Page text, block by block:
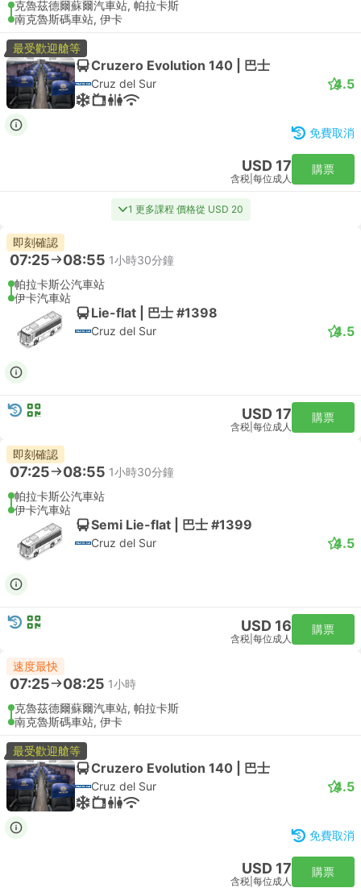
克魯茲德爾蘇爾汽車站, 帕拉卡斯
南克魯斯碼車站, 伊卡
最受歡迎艙等
Cruzero Evolution 140 | 巴士
Cruz del Sur 4.5
免費取消
USD 17
含税 每位成人
購票
1 更多課程 價格從 USD 20
即刻確認
07:25 08:55 1小時30分鐘
帕拉卡斯公汽車站
伊卡汽車站
Lie-flat | 巴士 #1398
Cruz del Sur 4.5
USD 17
含税 每位成人
購票
即刻確認
07:25 08:55 1小時30分鐘
帕拉卡斯公汽車站
伊卡汽車站
Semi Lie-flat | 巴士 #1399
Cruz del Sur 4.5
USD 16
含税 每位成人
購票
速度最快
07:25 08:25 1小時
克魯茲德爾蘇爾汽車站, 帕拉卡斯
南克魯斯碼車站, 伊卡
最受歡迎艙等
Cruzero Evolution 140 | 巴士
Cruz del Sur 4.5
免費取消
USD 17
含税 每位成人
購票